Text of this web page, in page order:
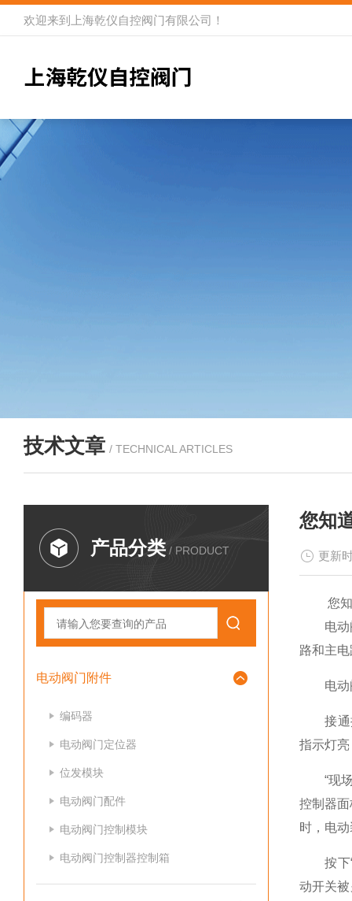
欢迎来到 上海乾仪自控阀门有限公司 ！
技术文章 / TECHNICAL ARTICLES
产品分类 / PRODUCT
电动阀门附件
编码器
电动阀门定位器
位发模块
电动阀门配件
电动阀门控制模块
电动阀门控制器控制箱
您知
更新
您知
电动阀
路和主
电动阀
接通控
指示灯亮
“现场/
控制器面
时，电动
按下“
动开关被